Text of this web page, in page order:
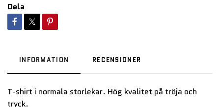
Dela
INFORMATION RECENSIONER
T-shirt i normala storlekar. Hög kvalitet på tröja och
tryck.